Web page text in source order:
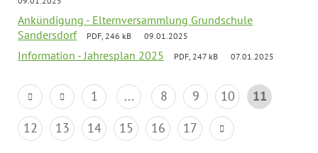
Ankündigung - Elternversammlung Grundschule
Sandersdorf
PDF, 246 kB 09.01.2025
Information - Jahresplan 2025 PDF, 247 kB 07.01.2025
1 ... 8 9 10
11
12
13 14 15 16 17